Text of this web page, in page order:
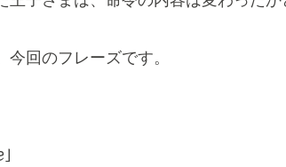
今回のフレーズです。